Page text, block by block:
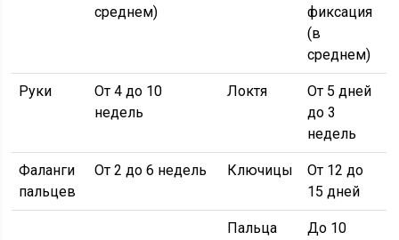
среднем)
фиксация
(в
среднем)
Руки
От 4 до 10
недель
Локтя
От 5 дней
до 3
недель
Фаланги
пальцев
От 2 до 6 недель Ключицы
От 12 до
15 дней
Пальца
До 10